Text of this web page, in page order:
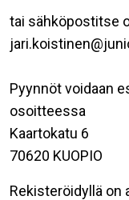
tai sähköpostitse
Pyynnöt voidaan
osoitteessa
Kaartokatu 6
70620 KUOPIO
Rekisteröidyllä on